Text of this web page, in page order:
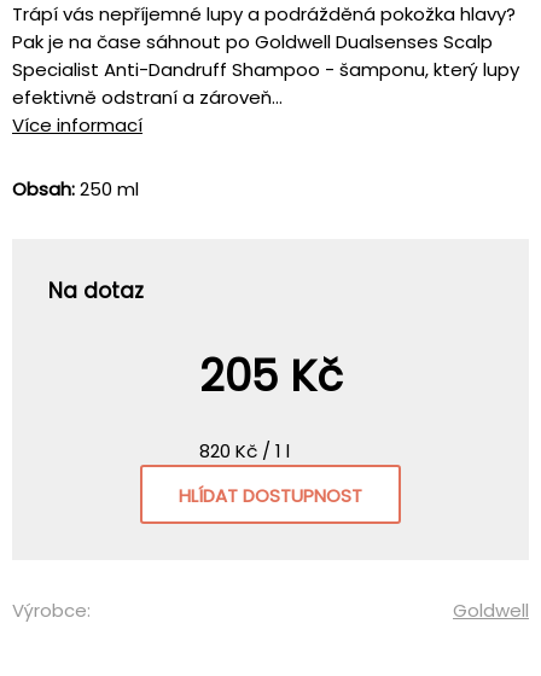
Trápí vás nepříjemné lupy a podrážděná pokožka hlavy?
Pak je na čase sáhnout po Goldwell Dualsenses Scalp
Specialist Anti-Dandruff Shampoo - šamponu, který lupy
efektivně odstraní a zároveň...
Více informací
Obsah:250 ml
Na dotaz
205 Kč
820 Kč / 1 l
HLÍDAT DOSTUPNOST
Výrobce: Goldwell